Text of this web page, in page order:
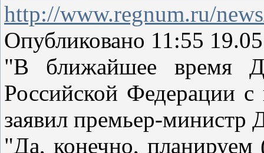
http://www.regnum.ru/
Опубликовано 11:55
"В ближайшее время
Российской Федерации
заявил премьер-
"Да, конечно,